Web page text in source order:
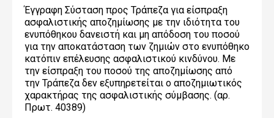
Έγγραφη Σύσταση προς Τράπεζα για είσπραξη
ασφαλιστικής αποζημίωσης με την ιδιότητα του
ενυπόθηκου δανειστή και μη απόδοση του ποσού
για την αποκατάσταση των ζημιών στο ενυπόθηκο
κατόπιν επέλευσης ασφαλιστικού κινδύνου. Mε
την είσπραξη του ποσού της αποζημίωσης από
την Τράπεζα δεν εξυπηρετείται ο αποζημιωτικός
χαρακτήρας της ασφαλιστικής σύμβασης. (αρ.
Πρωτ. 40389)